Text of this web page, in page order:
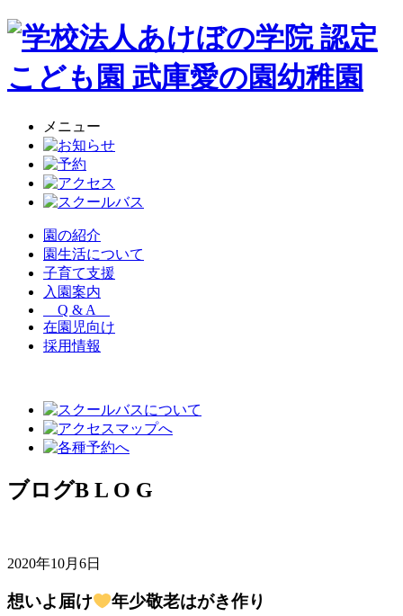
メニュー
園の紹介
園生活について
子育て支援
入園案内
Q & A
在園児向け
採用情報
ブログB L O G
2020年10月6日
想いよ届け 年少敬老はがき作り